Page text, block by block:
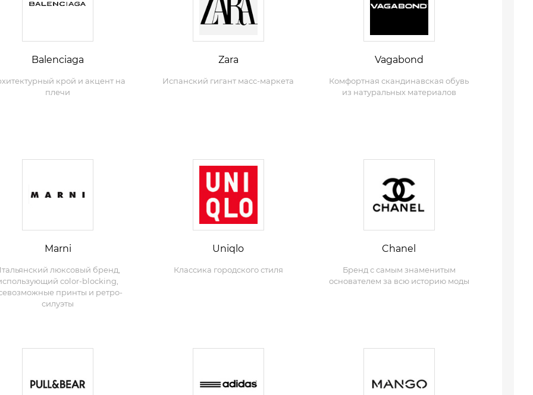
Balenciaga
крой и акцент на
плечи
Zara
Испанский гигант масс-маркета
Vagabond
Комфортная скандинавская обувь
из натуральных материалов
Marni
люксовый бренд,
color-blocking,
принты и ретро-
силуэты
Uniqlo
Классика городского стиля
Chanel
Бренд с самым знаменитым
основателем за всю историю моды